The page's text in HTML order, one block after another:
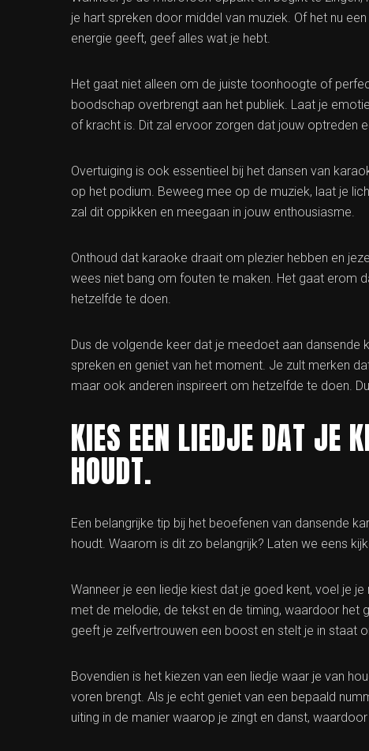
je hart spreken door middel van muziek. Of het nu
energie geeft, geef alles wat je hebt.
Het gaat niet alleen om de juiste toonhoogte of
boodschap overbrengt aan het publiek. Laat je
of kracht is. Dit zal ervoor zorgen dat jouw optreden
Overtuiging is ook essentieel bij het dansen van
op het podium. Beweeg mee op de muziek, laat je
zal dit oppikken en meegaan in jouw enthousiasme.
Onthoud dat karaoke draait om plezier hebben en
wees niet bang om fouten te maken. Het gaat erom
hetzelfde te doen.
Dus de volgende keer dat je meedoet aan dansende
spreken en geniet van het moment. Je zult merken
maar ook anderen inspireert om hetzelfde te doen.
KIES EEN LIEDJE DAT JE
HOUDT.
Een belangrijke tip bij het beoefenen van dansende
houdt. Waarom is dit zo belangrijk? Laten we eens
Wanneer je een liedje kiest dat je goed kent, voel je
met de melodie, de tekst en de timing, waardoor het
geeft je zelfvertrouwen een boost en stelt je in staat
Bovendien is het kiezen van een liedje waar je van
voren brengt. Als je echt geniet van een bepaald
uiting in de manier waarop je zingt en danst,